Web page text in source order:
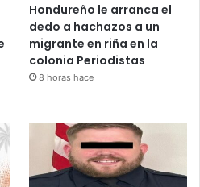
Hondureño le arranca el
dedo a hachazos a un
migrante en riña en la
colonia Periodistas
8 horas hace